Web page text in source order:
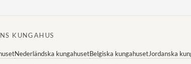
KUNGAHUS
Nederländska kungahusetBelgiska kungahusetJordanska